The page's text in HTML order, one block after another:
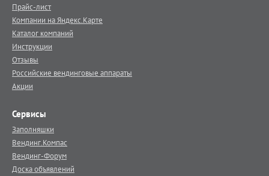
Прайс-лист
Компании на Яндекс.Карте
Каталог компаний
Инструкции
Отзывы
Российские вендинговые аппараты
Акции
Сервисы
Заполняшки
Вендинг.Компас
Вендинг-Форум
Доска объявлений